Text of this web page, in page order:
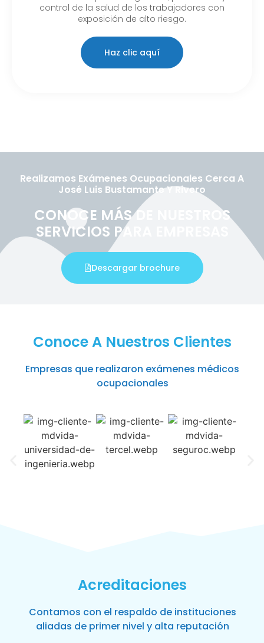
control de la salud de los trabajadores con
exposición de alto riesgo.
Haz clic aquí
Realizamos Exámenes Ocupacionales Cerca A
José Luis Bustamante Y Rivero
CONOCE MÁS DE NUESTROS
SERVICIOS PARA EMPRESAS
Descargar brochure
Conoce A Nuestros Clientes
Empresas que realizaron exámenes médicos
ocupacionales
Acreditaciones
Contamos con el respaldo de instituciones
aliadas de primer nivel y alta reputación